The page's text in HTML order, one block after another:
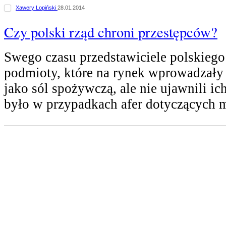
Xawery Lopiński 28.01.2014
Czy polski rząd chroni przestępców?
Swego czasu przedstawiciele
podmioty, które na rynek
jako sól spożywczą, ale nie ujawnili
było w przypadkach afer dotyczących